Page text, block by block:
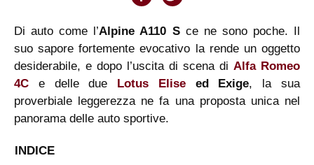
Di auto come l’Alpine A110 Sce ne sono poche. Il
suo sapore fortemente evocativo la rende un oggetto
desiderabile, e dopo l’uscita di scena di Alfa Romeo
4C e delle due Lotus Eliseed Exige, la sua
proverbiale leggerezza ne fa una proposta unica nel
panorama delle auto sportive.
INDICE